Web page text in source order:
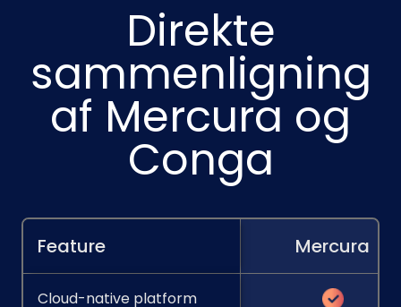
Direkte
sammenligning
af Mercura og
Conga
Feature Mercura
Cloud-native platform